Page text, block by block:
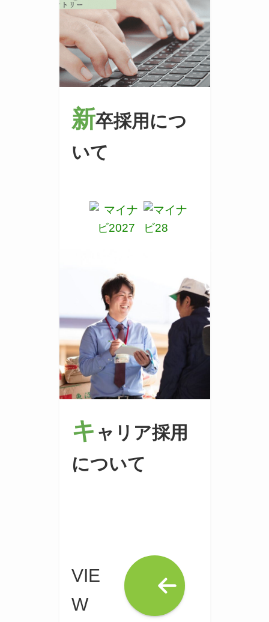
新卒採用につ
いて
キ ャリア採用
について
VIE
W